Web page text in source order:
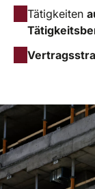
Tätigkeiten